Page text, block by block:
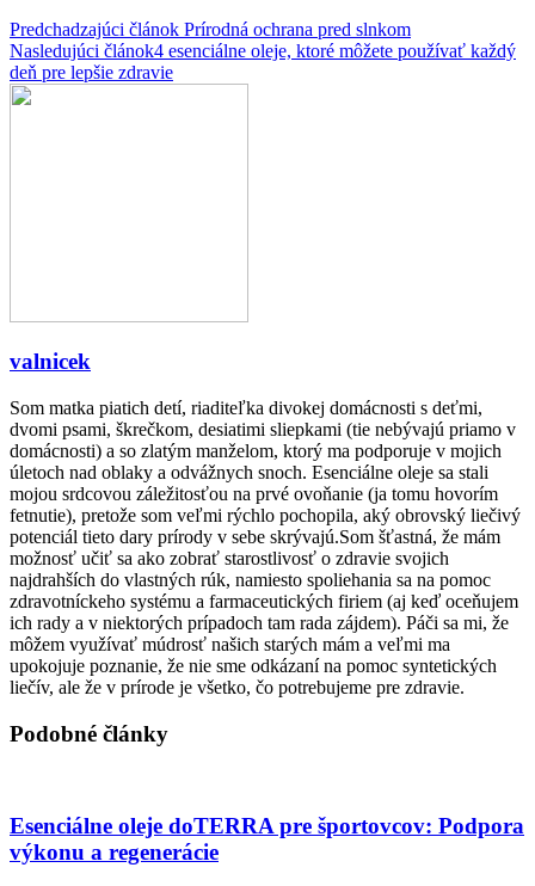
Predchadzajúci článok Prírodná ochrana pred slnkom
Nasledujúci článok4 esenciálne oleje, ktoré môžete používať každý
deň pre lepšie zdravie
valnicek
Som matka piatich detí, riaditeľka divokej domácnosti s deťmi,
dvomi psami, škrečkom, desiatimi sliepkami (tie nebývajú priamo v
domácnosti) a so zlatým manželom, ktorý ma podporuje v mojich
úletoch nad oblaky a odvážnych snoch. Esenciálne oleje sa stali
mojou srdcovou záležitosťou na prvé ovoňanie (ja tomu hovorím
fetnutie), pretože som veľmi rýchlo pochopila, aký obrovský liečivý
potenciál tieto dary prírody v sebe skrývajú.Som šťastná, že mám
možnosť učiť sa ako zobrať starostlivosť o zdravie svojich
najdrahších do vlastných rúk, namiesto spoliehania sa na pomoc
zdravotníckeho systému a farmaceutických firiem (aj keď oceňujem
ich rady a v niektorých prípadoch tam rada zájdem). Páči sa mi, že
môžem využívať múdrosť našich starých mám a veľmi ma
upokojuje poznanie, že nie sme odkázaní na pomoc syntetických
liečív, ale že v prírode je všetko, čo potrebujeme pre zdravie.
Podobné články
Esenciálne oleje doTERRA pre športovcov: Podpora
výkonu a regenerácie